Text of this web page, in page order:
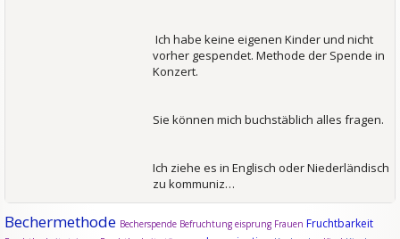
Ich habe keine eigenen Kinder und nicht
vorher gespendet. Methode der Spende in
Konzert.
Sie können mich buchstäblich alles fragen.
Ich ziehe es in Englisch oder Niederländisch
zu kommuniz…
Bechermethode Becherspende Befruchtung eisprung Frauen Fruchtbarkeit